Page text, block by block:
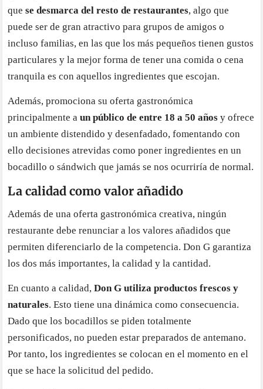
quese desmarca del resto de restaurantes, algo que
puede ser de gran atractivo para grupos de amigos o
incluso familias, en las que los más pequeños tienen gustos
particulares y la mejor forma de tener una comida o cena
tranquila es con aquellos ingredientes que escojan.
Además, promociona su oferta gastronómica
principalmente aun público de entre 18 a 50 años y ofrece
un ambiente distendido y desenfadado, fomentando con
ello decisiones atrevidas como poner ingredientes en un
bocadillo o sándwich que jamás se nos ocurriría de normal.
La calidad como valor añadido
Además de una oferta gastronómica creativa, ningún
restaurante debe renunciar a los valores añadidos que
permiten diferenciarlo de la competencia. Don G garantiza
los dos más importantes, la calidad y la cantidad.
En cuanto a calidad,Don G utiliza productos frescos y
naturales. Esto tiene una dinámica como consecuencia.
Dado que los bocadillos se piden totalmente
personificados, no pueden estar preparados de antemano.
Por tanto, los ingredientes se colocan en el momento en el
que se hace la solicitud del pedido.